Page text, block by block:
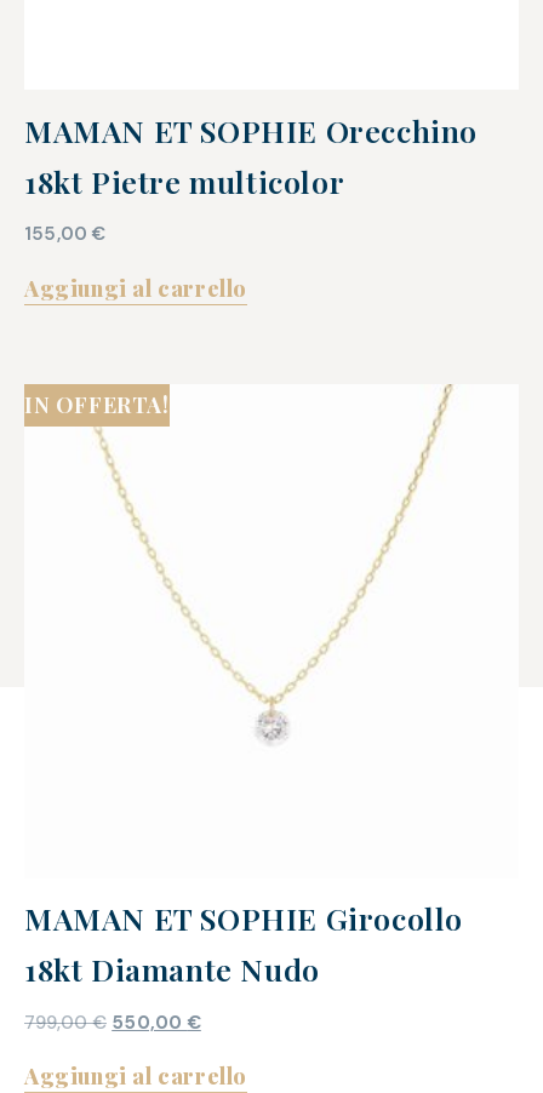
MAMAN ET SOPHIE Orecchino
18kt Pietre multicolor
155,00€
Aggiungi al carrello
IN OFFERTA!
MAMAN ET SOPHIE Girocollo
18kt Diamante Nudo
799,00€ 550,00 €
Aggiungi al carrello